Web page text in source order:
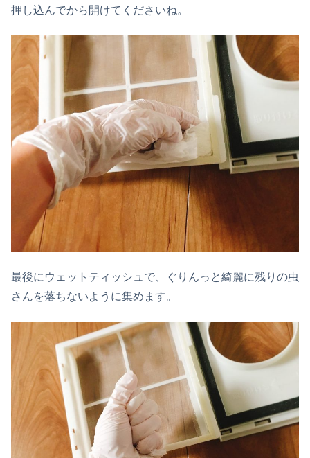
押し込んでから開けてくださいね。
最後にウェットティッシュで、ぐりんっと綺麗に残りの虫
さんを落ちないように集めます。